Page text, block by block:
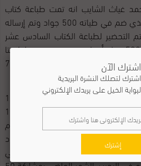
غياث الشايب انه تمت طباعة كتاب
الأنساب الخامس عشر الذي ضم في طياته 500 جواد وتم إرساله
التحضير لطباعة الكتاب السادس عشر
ومن المتوقع أن يغطي 500 جواد أيضا وسيتم توزيعه قريبا ،لافتا
إلى أن عدد الخيول العربية الأصيلة المسجلة في سورية يبلغ 7000
يذكر أن سورية انتسبت إلى منظمة “الواهو” في عام 1989
وأصدرت كتاب الأنساب الأول للخيول العربية الأصيلة في عام 1990
بانتظام كما عادت مجددا هذا العام
مؤتمرات المنظمة العالمية للجواد
سنوات وذلك من خلال مشاركتها في
اشترك الآن
اشترك لتصلك النشرة البريدية
لبوابة الخيل على بريدك الإلكتروني
إشترك